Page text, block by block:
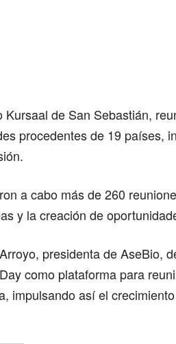
de San Sebastián,
procedentes de 19 países,
a cabo más de 260
y la creación de
presidenta de AseBio,
como plataforma para
impulsando así el